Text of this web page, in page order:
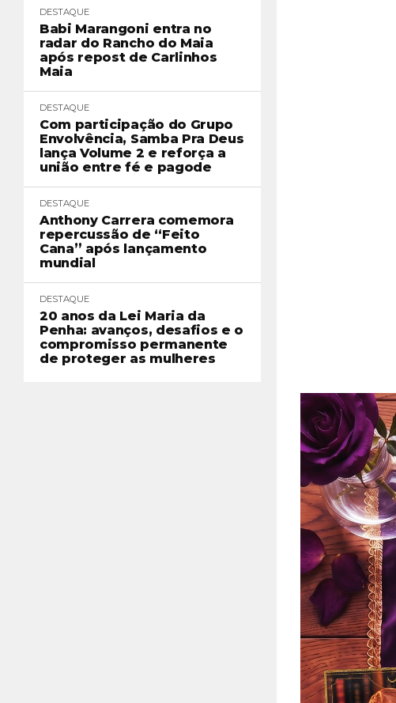
DESTAQUE
Babi Marangoni entra no
radar do Rancho do Maia
após repost de Carlinhos
Maia
DESTAQUE
Com participação do Grupo
Envolvência, Samba Pra Deus
lança Volume 2 e reforça a
união entre fé e pagode
DESTAQUE
Anthony Carrera comemora
repercussão de “Feito
Cana” após lançamento
mundial
DESTAQUE
20 anos da Lei Maria da
Penha: avanços, desafios e o
compromisso permanente
de proteger as mulheres